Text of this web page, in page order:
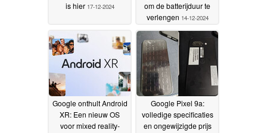
is hier 17-12-2024
om de batterijduur te
verlengen 14-12-2024
Google onthult Android
XR: Een nieuw OS
voor mixed reality-
Google Pixel 9a:
volledige specificaties
en ongewijzigde prijs